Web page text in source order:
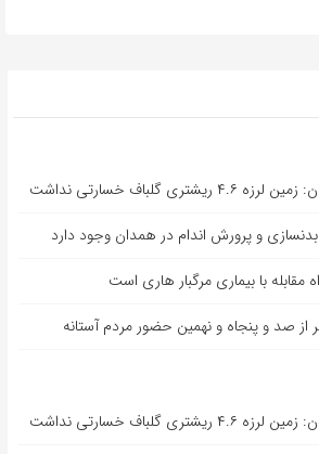
گلباف خسارتی نداشت
و پرورش اندام در همدان وجود دارد
مقابله با بیماری مرگبار هاری است
از صد و پنجاه و نهمین حضور مردم آستانه
گلباف خسارتی نداشت